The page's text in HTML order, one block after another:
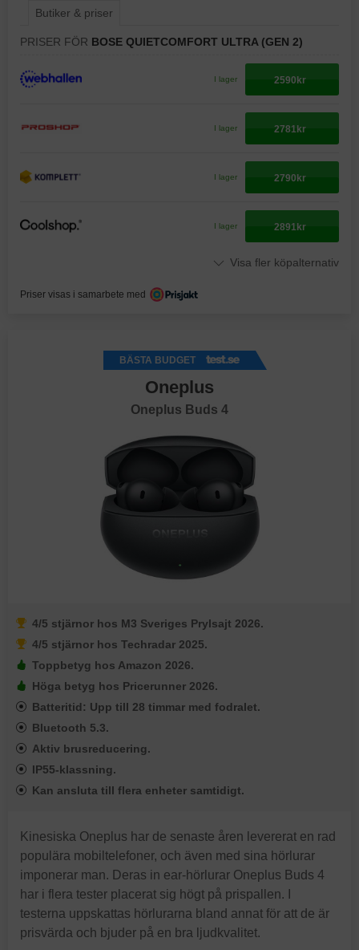
Butiker & priser
PRISER FÖR BOSE QUIETCOMFORT ULTRA (GEN 2)
I lager 2590kr
I lager 2781kr
I lager 2790kr
I lager 2891kr
Visa fler köpalternativ
Priser visas i samarbete med
BÄSTA BUDGET
Oneplus
Oneplus Buds 4
4/5 stjärnor hos M3 Sveriges Prylsajt 2026.
4/5 stjärnor hos Techradar 2025.
Toppbetyg hos Amazon 2026.
Höga betyg hos Pricerunner 2026.
Batteritid: Upp till 28 timmar med fodralet.
Bluetooth 5.3.
Aktiv brusreducering.
IP55-klassning.
Kan ansluta till flera enheter samtidigt.
Kinesiska Oneplus har de senaste åren levererat en rad
populära mobiltelefoner, och även med sina hörlurar
imponerar man. Deras in ear-hörlurar Oneplus Buds 4
har i flera tester placerat sig högt på prispallen. I
testerna uppskattas hörlurarna bland annat för att de är
prisvärda och bjuder på en bra ljudkvalitet.